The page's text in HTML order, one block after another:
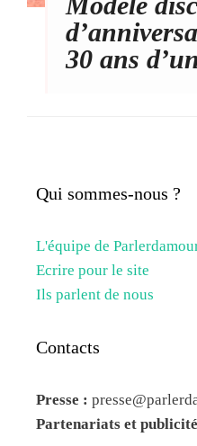
30 ans
Qui sommes-nous ?
L'équipe de
Ecrire pour le site
Ils parlent de nous
Contacts
Presse :
Partenariats et publicité